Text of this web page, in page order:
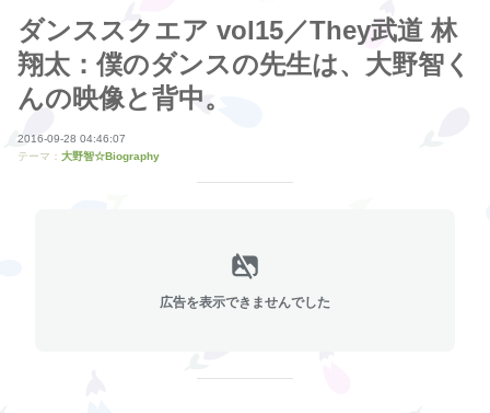
ダンススクエア vol15／They武道 林
翔太：僕のダンスの先生は、大野智く
んの映像と背中。
2016-09-28 04:46:07
テーマ： 大野智☆Biography
広告を表示できませんでした